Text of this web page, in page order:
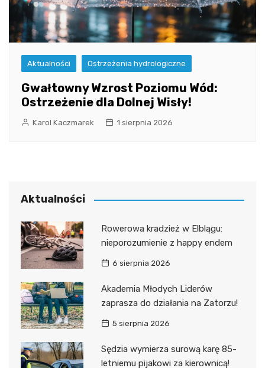
Aktualności Ostrzeżenia hydrologiczne
Gwałtowny Wzrost Poziomu Wód:
Ostrzeżenie dla Dolnej Wisły!
Karol Kaczmarek 1 sierpnia 2026
Aktualności
Rowerowa kradzież w Elblągu:
nieporozumienie z happy endem
6 sierpnia 2026
Akademia Młodych Liderów
zaprasza do działania na Zatorzu!
5 sierpnia 2026
Sędzia wymierza surową karę 85-
letniemu pijakowi za kierownicą!